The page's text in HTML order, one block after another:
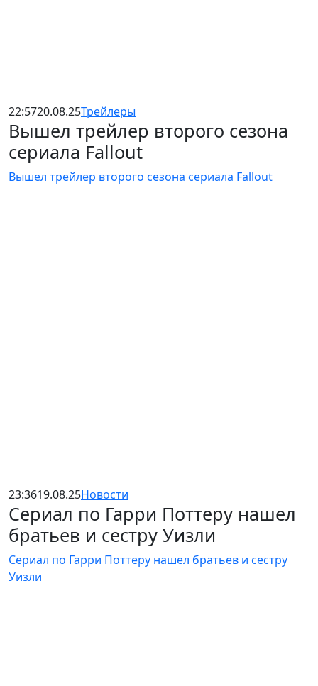
22:5720.08.25Трейлеры
Вышел трейлер второго сезона
сериала Fallout
Вышел трейлер второго сезона сериала Fallout
23:3619.08.25Новости
Сериал по Гарри Поттеру нашел
братьев и сестру Уизли
Сериал по Гарри Поттеру нашел братьев и сестру
Уизли